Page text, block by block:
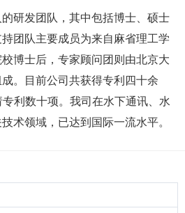
发团队，其中包括博士、硕士
团队主要成员为来自麻省理工学
博士后，专家顾问团则由北京大
。目前公司共获得专利四十余
利数十项。我司在水下通讯、水
术领域，已达到国际一流水平。